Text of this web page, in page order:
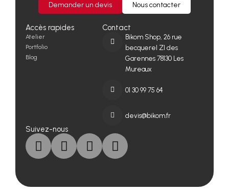
Demander un devis Nous contacter
Accès rapides
Atelier
Portfolio
Blog
Contact
Bikom Shop, 26 rue
becquerel ZI des
Garennes 78130 Les
Mureaux
01 30 99 75 64
devis@bikom.fr
Suivez-nous